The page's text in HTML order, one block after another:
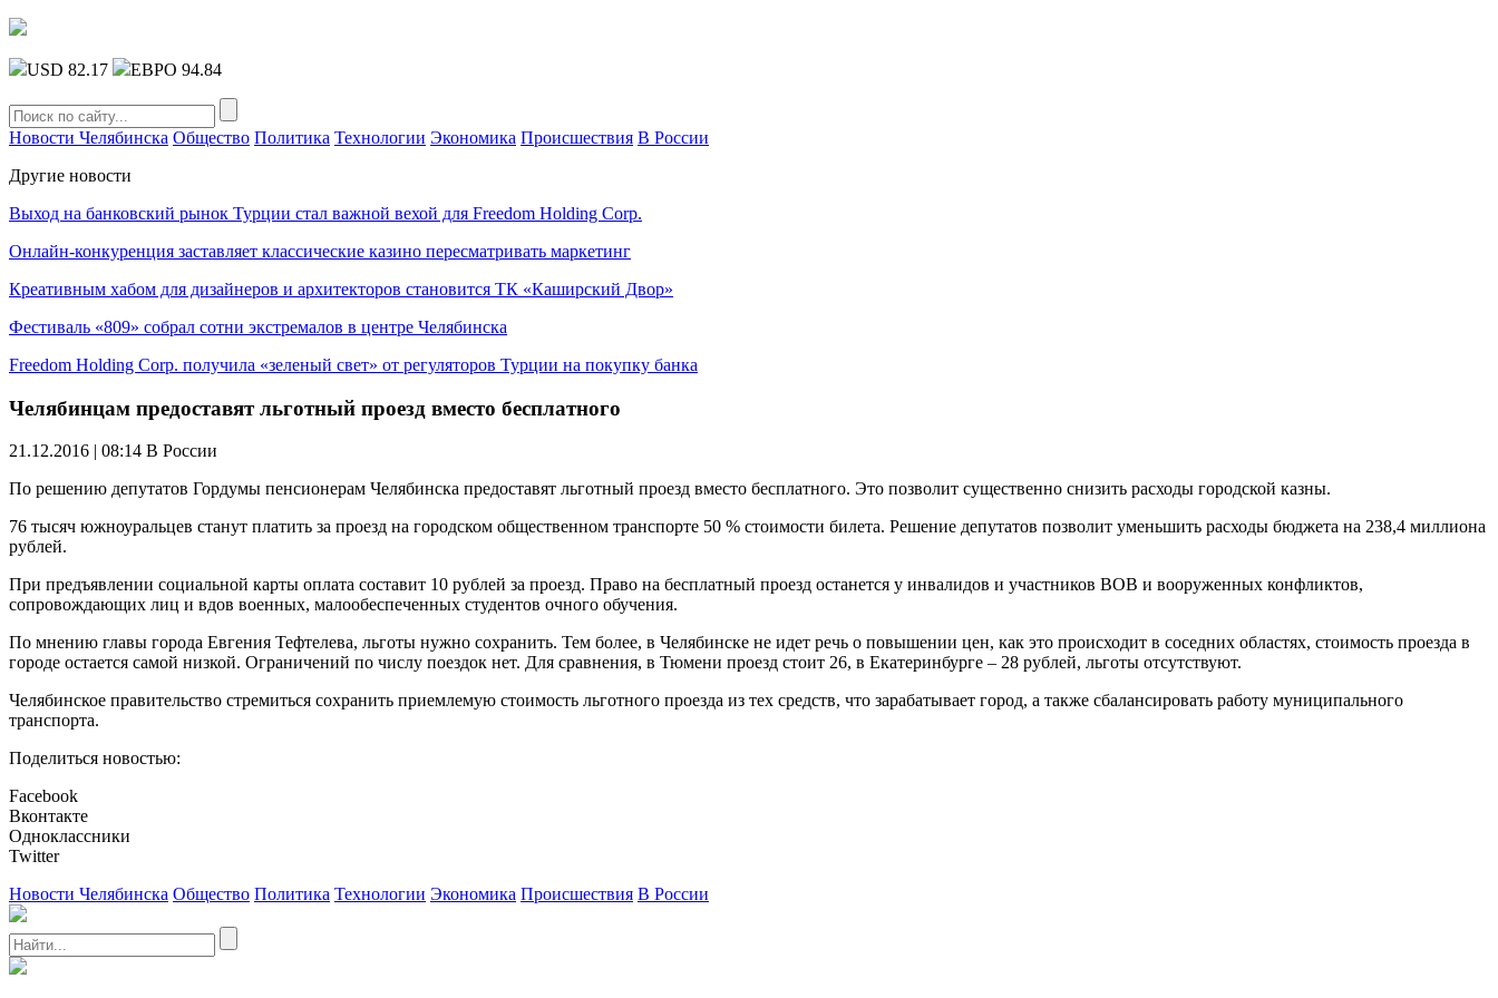
USD 82.17 ЕВРО 94.84
Новости Челябинска Общество Политика Технологии Экономика Происшествия В России
Другие новости
Выход на банковский рынок Турции стал важной вехой для Freedom Holding Corp.
Онлайн-конкуренция заставляет классические казино пересматривать маркетинг
Креативным хабом для дизайнеров и архитекторов становится ТК «Каширский Двор»
Фестиваль «809» собрал сотни экстремалов в центре Челябинска
Freedom Holding Corp. получила «зеленый свет» от регуляторов Турции на покупку банка
Челябинцам предоставят льготный проезд вместо бесплатного
21.12.2016 | 08:14 В России
По решению депутатов Гордумы пенсионерам Челябинска предоставят льготный проезд вместо бесплатного. Это позволит существенно снизить расходы городской казны.
76 тысяч южноуральцев станут платить за проезд на городском общественном транспорте 50 % стоимости билета. Решение депутатов позволит уменьшить расходы бюджета на 238,4 миллиона
рублей.
При предъявлении социальной карты оплата составит 10 рублей за проезд. Право на бесплатный проезд останется у инвалидов и участников ВОВ и вооруженных конфликтов,
сопровождающих лиц и вдов военных, малообеспеченных студентов очного обучения.
По мнению главы города Евгения Тефтелева, льготы нужно сохранить. Тем более, в Челябинске не идет речь о повышении цен, как это происходит в соседних областях, стоимость проезда в
городе остается самой низкой. Ограничений по числу поездок нет. Для сравнения, в Тюмени проезд стоит 26, в Екатеринбурге – 28 рублей, льготы отсутствуют.
Челябинское правительство стремиться сохранить приемлемую стоимость льготного проезда из тех средств, что зарабатывает город, а также сбалансировать работу муниципального
транспорта.
Поделиться новостью:
Facebook
Вконтакте
Одноклассники
Twitter
Новости Челябинска Общество Политика Технологии Экономика Происшествия В России